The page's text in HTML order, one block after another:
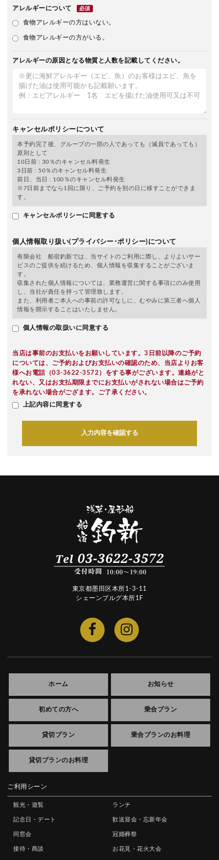
アレルギーについて 必須
食物アレルギーの方はいない。
食物アレルギーの方がいる。
アレルギーの原因となる物質と人数を記載してください。
キャンセルポリシーについて
本予約完了後、グループの一部の人であっても（減員であっても）
原則として
10日前 : 30％のキャンセル料発生
3日前 : 50％のキャンセル料発生
前日、当日 : 100％のキャンセル料発生
※7日前までなら1回に限り、ご予約を別の日に移すことができま
す。
キャンセルポリシーに同意する
個人情報取り扱い(プライバシー･ポリシー)について
有限会社 船宿釣新では、当サイトのご利用に際し、よりよいサー
ビスのご提供を続けるため、個人情報を収集することがございま
す。
収集された個人情報については、業務運営に関する事項にのみ使用
し、当社が責任を持って管理致します。
また、利用者ご本人への事前の許可なしに、むやみに第三者へ個人
情報を開示することはいたしません。
個人情報の取扱いに同意する
当店は事前のお支払いをお願いしています。3日前以降のご予約
については、ご予約およびお支払いの確認のため、当店よりお客
様へお電話（03-3622-3572）をする事がございます。連絡がと
れない、又はお支払期限までにお支払いがされない場合はご予約
を承れない場合がござます。ご了承ください。
上記内容に同意する
入力内容を確認する
東京都墨田区本所1-3-11
シェーンブルグ本所1F
ホーム お知らせ
初めての方へ 乗合プラン
貸切プラン 乗合プランのお料理
貸切プランのお料理
ご利用シーン
観光・遊覧 ランチ
記念日・デート 歓送迎会・忘新年会
同窓会 冠婚葬祭
接待・商談 お花見・花火大会